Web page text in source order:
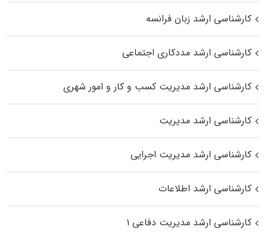
کارشناسی ارشد زبان فرانسه
کارشناسی ارشد مددکاری اجتماعی
کارشناسی ارشد مدیریت کسب و کار و امور شهری
کارشناسی ارشد مدیریت
کارشناسی ارشد مدیریت اجرایی
کارشناسی ارشد اطلاعات
کارشناسی ارشد مدیریت دفاعی ۱